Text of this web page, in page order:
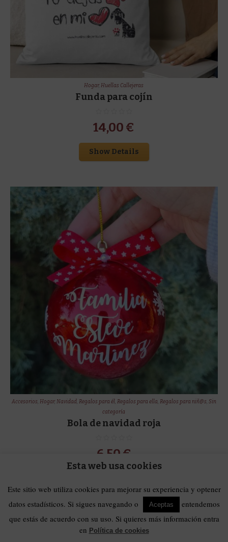
Hogar,Huellas Callejeras
Funda para cojín
14,00 €
Show Details
Accesorios, Hogar, Navidad, Regalos para él, Regalos para ella, Regalos para niñ@s, Sin
categoría
Bola de navidad roja
6,50 €
Esta web usa cookies
Este sitio web utiliza cookies para mejorar su experiencia y optener
datos estadísticos. Si sigues navegando o
Aceptas
entendemos
que estás de acuerdo con su uso. Si quieres más información entra
en Política de cookies